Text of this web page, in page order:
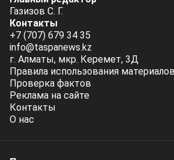
Газизов С. Г.
Контакты
+7 (707) 679 34 35
info@taspanews.kz
г. Алматы, мкр. Керемет, 3Д
Правила использования материалов
Проверка фактов
Реклама на сайте
Контакты
О нас